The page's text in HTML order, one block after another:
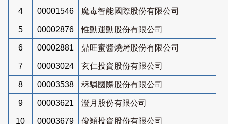
4 00001546 魔毒智能國際股份有限公司
5 00002876 惟動運動股份有限公司
6 00002881 鼎旺蜜醬燒烤股份有限公司
7 00003024 玄仁投資股份有限公司
8 00003538 秝驎國際股份有限公司
9 00003621 澄月股份有限公司
10 00003679 俊穎投資股份有限公司